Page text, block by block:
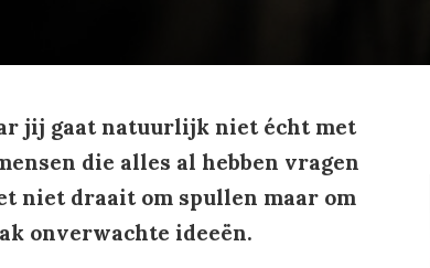
jij gaat natuurlijk niet écht met
die alles al hebben vragen
niet draait om spullen maar om
onverwachte ideeën.